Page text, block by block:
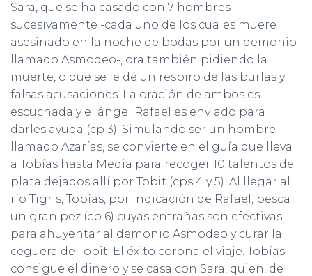
Sara, que se ha casado con 7 hombres
sucesivamente -cada uno de los cuales muere
asesinado en la noche de bodas por un demonio
llamado Asmodeo-, ora también pidiendo la
muerte, o que se le dé un respiro de las burlas y
falsas acusaciones. La oración de ambos es
escuchada y el ángel Rafael es enviado para
darles ayuda (cp 3). Simulando ser un hombre
llamado Azarías, se convierte en el guía que lleva
a Tobías hasta Media para recoger 10 talentos de
plata dejados allí por Tobit (cps 4 y 5). Al llegar al
río Tigris, Tobías, por indicación de Rafael, pesca
un gran pez (cp 6) cuyas entrañas son efectivas
para ahuyentar al demonio Asmodeo y curar la
ceguera de Tobit. El éxito corona el viaje. Tobías
consigue el dinero y se casa con Sara, quien, de